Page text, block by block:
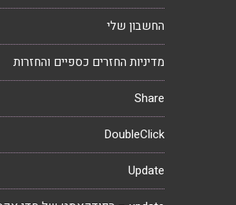
החשבון שלי
מדיניות החזרים כספיים והחזרות
Share
DoubleClick
Update